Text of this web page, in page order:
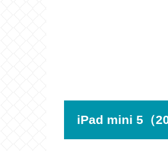
iPad mini 5（